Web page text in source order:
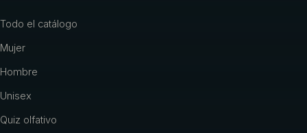
Todo el catálogo
Mujer
Hombre
Unisex
Quiz olfativo